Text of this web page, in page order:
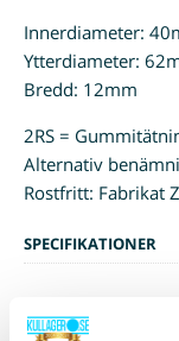
Innerdiameter:
Ytterdiameter:
Bredd: 12mm
2RS =
Alternativ
Rostfritt: Fabrikat
SPECIFIKATIONER
Kunder som köpt